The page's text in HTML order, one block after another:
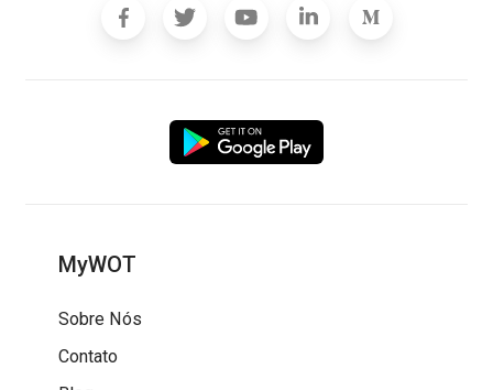
MyWOT
Sobre Nós
Contato